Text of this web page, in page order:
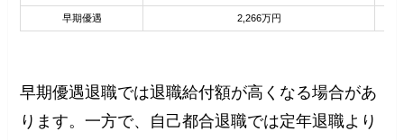
早期優遇 2,266万円
早期優遇退職では退職給付額が高くなる場合があ
ります。一方で、自己都合退職では定年退職より